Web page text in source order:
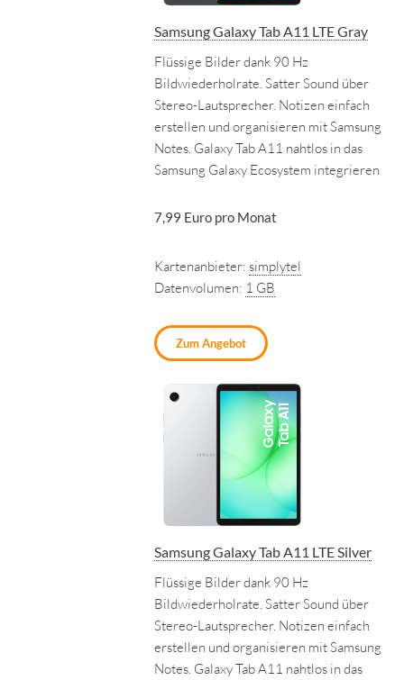
Samsung Galaxy Tab A11 LTE Gray
Flüssige Bilder dank 90 Hz
Bildwiederholrate. Satter Sound über
Stereo-Lautsprecher. Notizen einfach
erstellen und organisieren mit Samsung
Notes. Galaxy Tab A11 nahtlos in das
Samsung Galaxy Ecosystem integrieren
7,99 Euro pro Monat
Kartenanbieter: simplytel
Datenvolumen: 1 GB
Zum Angebot
Samsung Galaxy Tab A11 LTE Silver
Flüssige Bilder dank 90 Hz
Bildwiederholrate. Satter Sound über
Stereo-Lautsprecher. Notizen einfach
erstellen und organisieren mit Samsung
Notes. Galaxy Tab A11 nahtlos in das